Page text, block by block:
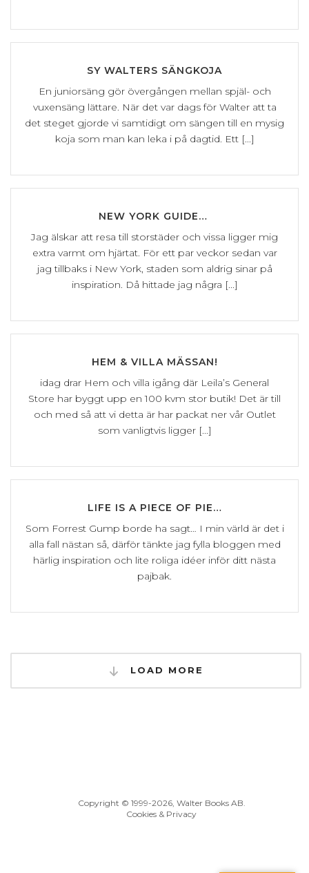
SY WALTERS SÄNGKOJA
En juniorsäng gör övergången mellan spjäl- och
vuxensäng lättare. När det var dags för Walter att ta
det steget gjorde vi samtidigt om sängen till en mysig
koja som man kan leka i på dagtid. Ett [...]
NEW YORK GUIDE…
Jag älskar att resa till storstäder och vissa ligger mig
extra varmt om hjärtat. För ett par veckor sedan var
jag tillbaks i New York, staden som aldrig sinar på
inspiration. Då hittade jag några [...]
HEM & VILLA MÄSSAN!
idag drar Hem och villa igång där Leila’s General
Store har byggt upp en 100 kvm stor butik! Det är till
och med så att vi detta är har packat ner vår Outlet
som vanligtvis ligger [...]
LIFE IS A PIECE OF PIE…
Som Forrest Gump borde ha sagt… I min värld är det i
alla fall nästan så, därför tänkte jag fylla bloggen med
härlig inspiration och lite roliga idéer inför ditt nästa
pajbak.
LOAD MORE
Copyright © 1999-2026, Walter Books AB.
Cookies & Privacy